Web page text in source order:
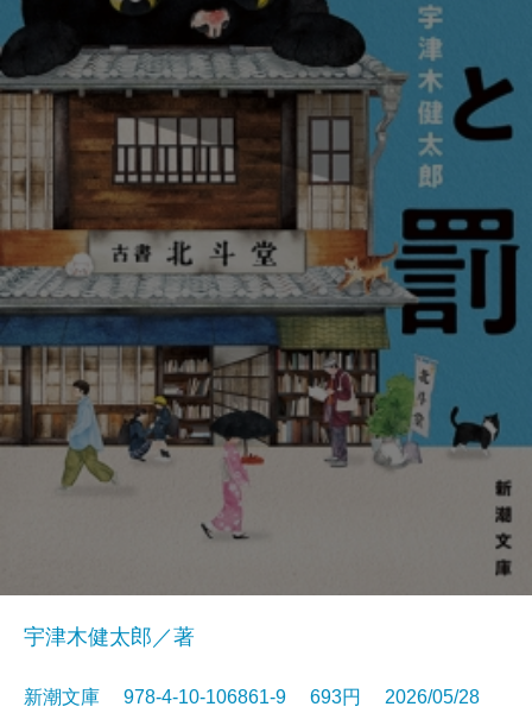
宇津木健太郎／著
新潮文庫 978-4-10-106861-9 693円 2026/05/28